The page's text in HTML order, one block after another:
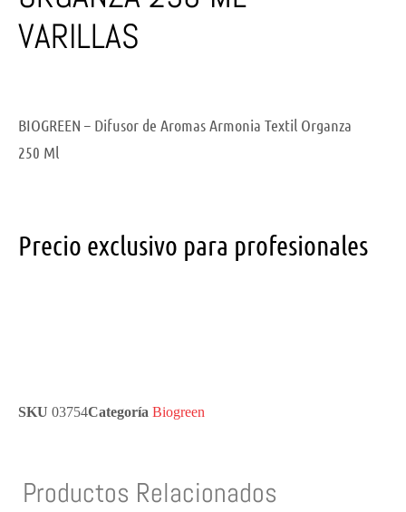
VARILLAS
BIOGREEN – Difusor de Aromas Armonia Textil Organza
250 Ml
Precio exclusivo para profesionales
SKU 03754Categoría Biogreen
Productos Relacionados